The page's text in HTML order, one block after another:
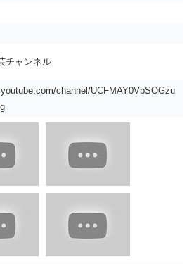
チャンネル
channel/UCFMAY0VbSOGzu